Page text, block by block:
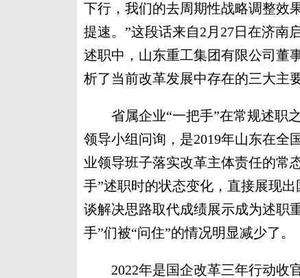
下行，我们的去周期性战略调整效
提速。”这段话来自2月27日在济南
述职中，山东重工集团有限公司董
析了当前改革发展中存在的三大主
省属企业“一把手”在常规述职之
领导小组问询，是2019年山东在全
业领导班子落实改革主体责任的常
手”述职时的状态变化，直接展现
谈解决思路取代成绩展示成为述职
手”们被“问住”的情况明显减少了。
2022年是国企改革三年行动收